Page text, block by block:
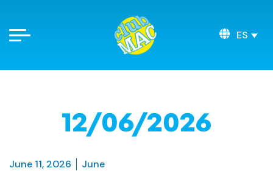
ES
12/06/2026
June 11, 2026 June